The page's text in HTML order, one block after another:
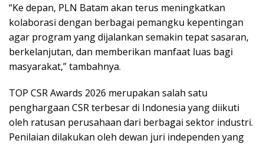
“Ke depan, PLN Batam akan terus meningkatkan
kolaborasi dengan berbagai pemangku kepentingan
agar program yang dijalankan semakin tepat sasaran,
berkelanjutan, dan memberikan manfaat luas bagi
masyarakat,” tambahnya.
TOP CSR Awards 2026 merupakan salah satu
penghargaan CSR terbesar di Indonesia yang diikuti
oleh ratusan perusahaan dari berbagai sektor industri.
Penilaian dilakukan oleh dewan juri independen yang